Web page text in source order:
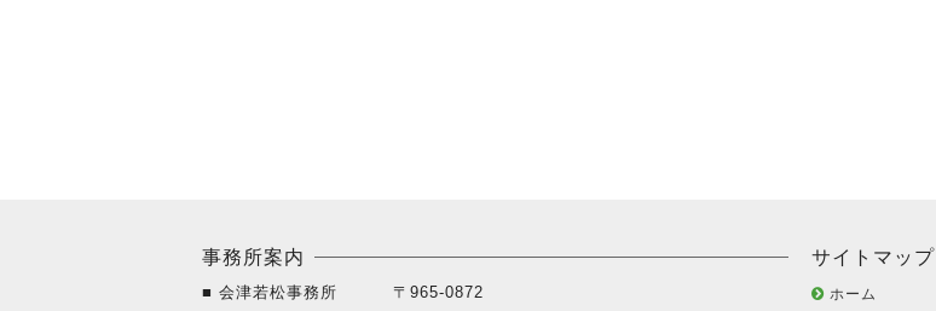
事務所案内
■ 会津若松事務所
〒965-0872
サイトマップ
ホーム